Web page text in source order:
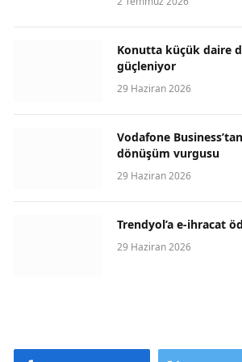
Konutta küçük daire
güçleniyor
29 Haziran 2026
Vodafone
dönüşüm vurgusu
29 Haziran 2026
Trendyol’a e-ihracat
29 Haziran 2026